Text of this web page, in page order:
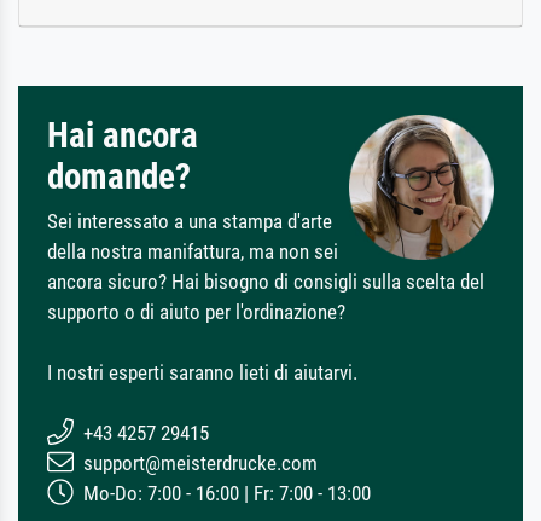
Hai ancora
domande?
Sei interessato a una stampa d'arte
della nostra manifattura, ma non sei
ancora sicuro? Hai bisogno di consigli sulla scelta del
supporto o di aiuto per l'ordinazione?
I nostri esperti saranno lieti di aiutarvi.
+43 4257 29415
support@meisterdrucke.com
Mo-Do: 7:00 - 16:00 | Fr: 7:00 - 13:00